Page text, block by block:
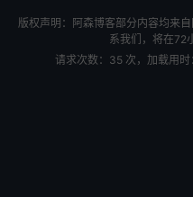
版权声明：阿森博客部分内容均来
系我们，将在72
请求次数：35 次，加载用